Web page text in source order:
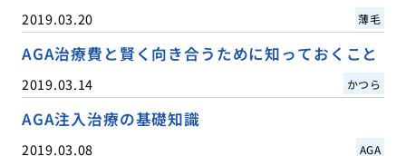
2019.03.20 薄毛
AGA治療費と賢く向き合うために知っておくこと
2019.03.14 かつら
AGA注入治療の基礎知識
2019.03.08 AGA